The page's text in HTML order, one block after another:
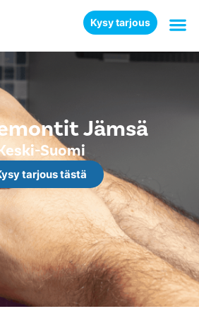
Kysy tarjous
Jämsä
Suomi
tarjous tästä